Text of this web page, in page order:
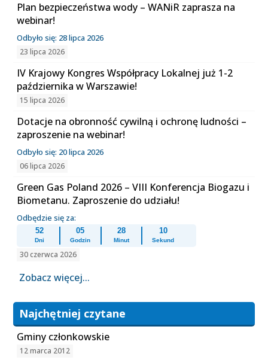
Plan bezpieczeństwa wody – WANiR zaprasza na
webinar!
Odbyło się: 28 lipca 2026
23 lipca 2026
IV Krajowy Kongres Współpracy Lokalnej już 1-2
października w Warszawie!
15 lipca 2026
Dotacje na obronność cywilną i ochronę ludności –
zaproszenie na webinar!
Odbyło się: 20 lipca 2026
06 lipca 2026
Green Gas Poland 2026 – VIII Konferencja Biogazu i
Biometanu. Zaproszenie do udziału!
Odbędzie się za:
52
Dni
05
Godzin
28
Minut
10
Sekund
30 czerwca 2026
Zobacz więcej...
Najchętniej czytane
Gminy członkowskie
12 marca 2012